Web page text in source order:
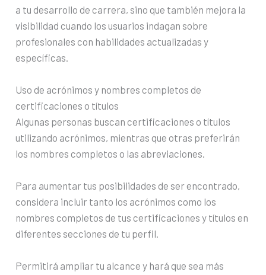
a tu desarrollo de carrera, sino que también mejora la
visibilidad cuando los usuarios indagan sobre
profesionales con habilidades actualizadas y
específicas.
Uso de acrónimos y nombres completos de
certificaciones o títulos
Algunas personas buscan certificaciones o títulos
utilizando acrónimos, mientras que otras preferirán
los nombres completos o las abreviaciones.
Para aumentar tus posibilidades de ser encontrado,
considera incluir tanto los acrónimos como los
nombres completos de tus certificaciones y títulos en
diferentes secciones de tu perfil.
Permitirá ampliar tu alcance y hará que sea más